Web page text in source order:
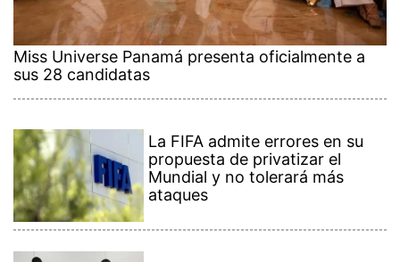
Miss Universe Panamá presenta oficialmente a
sus 28 candidatas
La FIFA admite errores en su
propuesta de privatizar el
Mundial y no tolerará más
ataques